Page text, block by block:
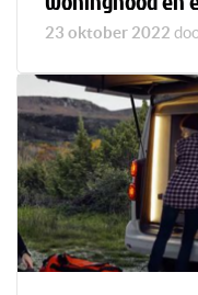
23 oktober 2022